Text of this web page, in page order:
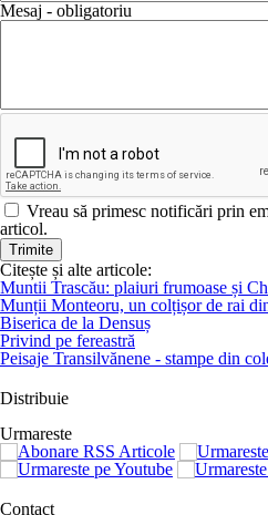
Mesaj - obligatoriu
Vreau să primesc notificări prin
articol.
Citește și alte articole:
Muntii Trascău: plaiuri frumoase și
Munții Monteoru, un colțișor de rai
Biserica de la Densuș
Privind pe fereastră
Peisaje Transilvănene - stampe din
Distribuie
Urmareste
Contact